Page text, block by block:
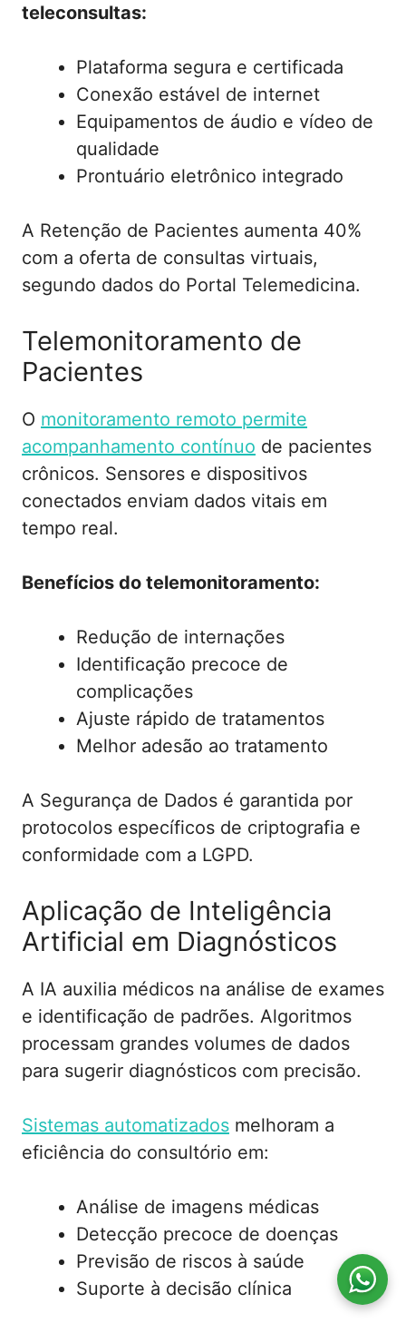
teleconsultas:
Plataforma segura e certificada
Conexão estável de internet
Equipamentos de áudio e vídeo de
qualidade
Prontuário eletrônico integrado
A Retenção de Pacientes aumenta 40%
com a oferta de consultas virtuais,
segundo dados do Portal Telemedicina.
Telemonitoramento de
Pacientes
O monitoramento remoto permite
acompanhamento contínuo de pacientes
crônicos. Sensores e dispositivos
conectados enviam dados vitais em
tempo real.
Benefícios do telemonitoramento:
Redução de internações
Identificação precoce de
complicações
Ajuste rápido de tratamentos
Melhor adesão ao tratamento
A Segurança de Dados é garantida por
protocolos específicos de criptografia e
conformidade com a LGPD.
Aplicação de Inteligência
Artificial em Diagnósticos
A IA auxilia médicos na análise de exames
e identificação de padrões. Algoritmos
processam grandes volumes de dados
para sugerir diagnósticos com precisão.
Sistemas automatizados melhoram a
eficiência do consultório em:
Análise de imagens médicas
Detecção precoce de doenças
Previsão de riscos à saúde
Suporte à decisão clínica